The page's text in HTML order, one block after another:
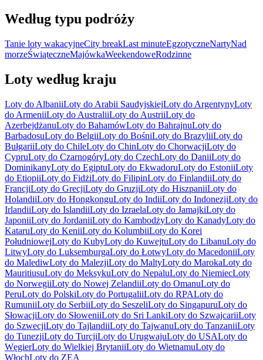
Według typu podróży
Tanie loty wakacyjneCity breakLast minuteEgzotyczneNartyNad
morzeŚwiąteczneMajówkaWeekendoweRodzinne
Loty według kraju
Loty do AlbaniiLoty do Arabii SaudyjskiejLoty do ArgentynyLoty
do ArmeniiLoty do AustraliiLoty do AustriiLoty do
AzerbejdżanuLoty do BahamówLoty do BahrajnuLoty do
BarbadosuLoty do BelgiiLoty do BośniLoty do BrazyliiLoty do
BułgariiLoty do ChileLoty do ChinLoty do ChorwacjiLoty do
CypruLoty do CzarnogóryLoty do CzechLoty do DaniiLoty do
DominikanyLoty do EgiptuLoty do EkwadoruLoty do EstoniiLoty
do EtiopiiLoty do FidżiLoty do FilipinLoty do FinlandiiLoty do
FrancjiLoty do GrecjiLoty do GruzjiLoty do HiszpaniiLoty do
HolandiiLoty do HongkonguLoty do IndiiLoty do IndonezjiLoty do
IrlandiiLoty do IslandiiLoty do IzraelaLoty do JamajkiLoty do
JaponiiLoty do JordaniiLoty do KambodżyLoty do KanadyLoty do
KataruLoty do KeniiLoty do KolumbiiLoty do Korei
PołudniowejLoty do KubyLoty do KuwejtuLoty do LibanuLoty do
LitwyLoty do LuksemburgaLoty do ŁotwyLoty do MacedoniiLoty
do MalediwLoty do MalezjiLoty do MaltyLoty do MarokaLoty do
MauritiusuLoty do MeksykuLoty do NepaluLoty do NiemiecLoty
do NorwegiiLoty do Nowej ZelandiiLoty do OmanuLoty do
PeruLoty do PolskiLoty do PortugaliiLoty do RPALoty do
RumuniiLoty do SerbiiLoty do SeszeliLoty do SingapuruLoty do
SłowacjiLoty do SłoweniiLoty do Sri LankiLoty do SzwajcariiLoty
do SzwecjiLoty do TajlandiiLoty do TajwanuLoty do TanzaniiLoty
do TunezjiLoty do TurcjiLoty do UrugwajuLoty do USALoty do
WęgierLoty do Wielkiej BrytaniiLoty do WietnamuLoty do
WłochLoty do ZEA